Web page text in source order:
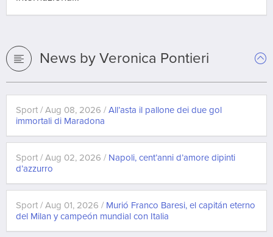
News by Veronica Pontieri
Sport / Aug 08, 2026 / All’asta il pallone dei due gol
immortali di Maradona
Sport / Aug 02, 2026 / Napoli, cent’anni d’amore dipinti
d’azzurro
Sport / Aug 01, 2026 / Murió Franco Baresi, el capitán eterno
del Milan y campeón mundial con Italia